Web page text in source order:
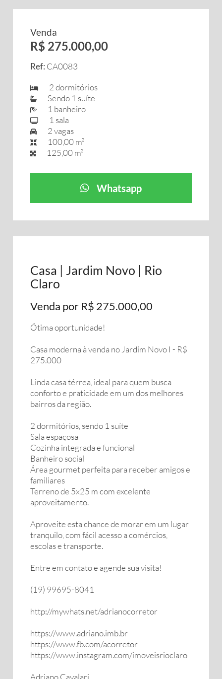
Venda
R$ 275.000,00
Ref: CA0083
2 dormitórios
Sendo 1 suíte
1 banheiro
1 sala
2 vagas
100,00 m²
125,00 m²
Whatsapp
Casa | Jardim Novo | Rio
Claro
Venda por R$ 275.000,00
Ótima oportunidade!
Casa moderna à venda no Jardim Novo I - R$
275.000
Linda casa térrea, ideal para quem busca
conforto e praticidade em um dos melhores
bairros da região.
2 dormitórios, sendo 1 suíte
Sala espaçosa
Cozinha integrada e funcional
Banheiro social
Área gourmet perfeita para receber amigos e
familiares
Terreno de 5x25 m com excelente
aproveitamento.
Aproveite esta chance de morar em um lugar
tranquilo, com fácil acesso a comércios,
escolas e transporte.
Entre em contato e agende sua visita!
(19) 99695-8041
http://mywhats.net/adrianocorretor
https://www.adriano.imb.br
https://www.fb.com/acorretor
https://www.instagram.com/imoveisrioclaro
Adriano Cavalari